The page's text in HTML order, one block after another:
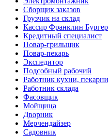
Сборщик заказов
Грузчик на склад
Кассир Франклин Бургер
Кредитный специалист
Повар-грильщик
Повар-пекарь
Экспедитор
Подсобный рабочий
Работник кухни, пекарни
Работник склада
Фасовщик
Мойщица
Дворник
Мерчендайзер
Садовник